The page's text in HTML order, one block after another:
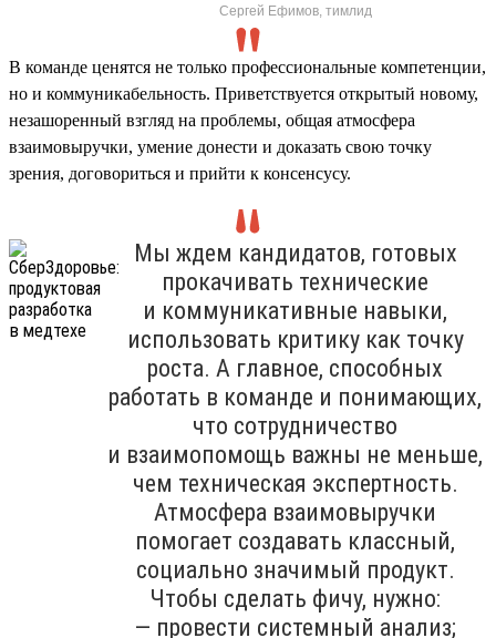
Сергей Ефимов, тимлид
В команде ценятся не только профессиональные компетенции,
но и коммуникабельность. Приветствуется открытый новому,
незашоренный взгляд на проблемы, общая атмосфера
взаимовыручки, умение донести и доказать свою точку
зрения, договориться и прийти к консенсусу.
Мы ждем кандидатов, готовых
прокачивать технические
и коммуникативные навыки,
использовать критику как точку
роста. А главное, способных
работать в команде и понимающих,
что сотрудничество
и взаимопомощь важны не меньше,
чем техническая экспертность.
Атмосфера взаимовыручки
помогает создавать классный,
социально значимый продукт.
Чтобы сделать фичу, нужно:
— провести системный анализ;